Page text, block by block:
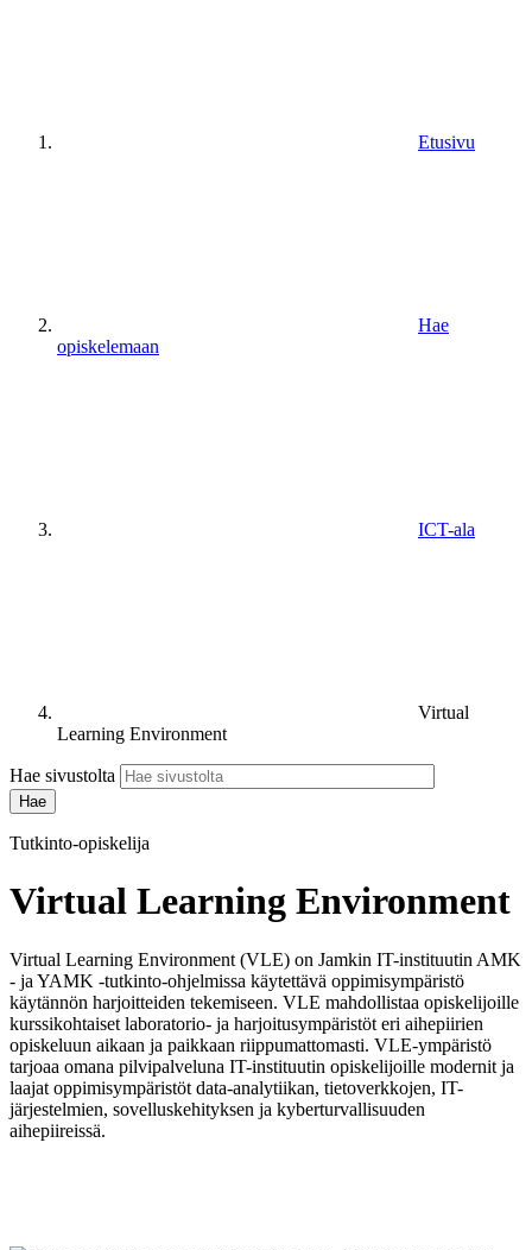
Etusivu
Hae
opiskelemaan
ICT-ala
Virtual
Learning Environment
Hae sivustolta
Tutkinto-opiskelija
Virtual Learning Environment
Virtual Learning Environment (VLE) on Jamkin IT-instituutin AMK
- ja YAMK -tutkinto-ohjelmissa käytettävä oppimisympäristö
käytännön harjoitteiden tekemiseen. VLE mahdollistaa opiskelijoille
kurssikohtaiset laboratorio- ja harjoitusympäristöt eri aihepiirien
opiskeluun aikaan ja paikkaan riippumattomasti. VLE-ympäristö
tarjoaa omana pilvipalveluna IT-instituutin opiskelijoille modernit ja
laajat oppimisympäristöt data-analytiikan, tietoverkkojen, IT-
järjestelmien, sovelluskehityksen ja kyberturvallisuuden
aihepiireissä.